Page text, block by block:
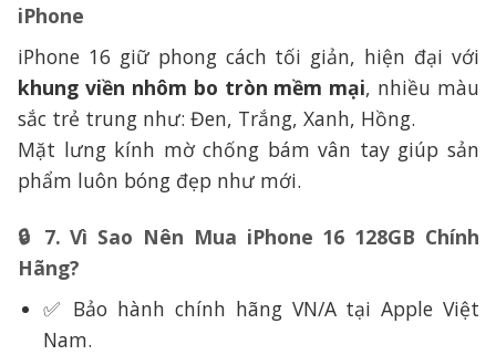
iPhone
iPhone 16 giữ phong cách tối giản, hiện đại với
khung viền nhôm bo tròn mềm mại, nhiều màu
sắc trẻ trung như: Đen, Trắng, Xanh, Hồng.
Mặt lưng kính mờ chống bám vân tay giúp sản
phẩm luôn bóng đẹp như mới.
🔒 7. Vì Sao Nên Mua iPhone 16 128GB Chính
Hãng?
✅ Bảo hành chính hãng VN/A tại Apple Việt
Nam.